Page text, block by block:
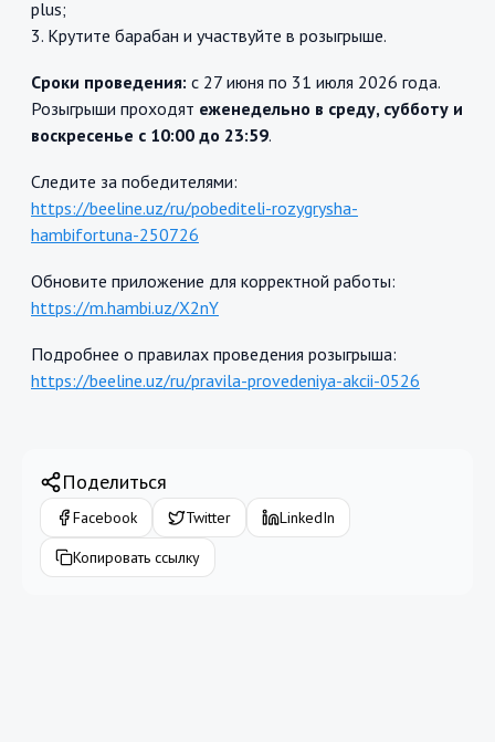
plus;
3. Крутите барабан и участвуйте в розыгрыше.
Сроки проведения: с 27 июня по 31 июля 2026 года.
Розыгрыши проходят еженедельно в среду, субботу и
воскресенье с 10:00 до 23:59.
Следите за победителями:
https://beeline.uz/ru/pobediteli-rozygrysha-
hambifortuna-250726
Обновите приложение для корректной работы:
https://m.hambi.uz/X2nY
Подробнее о правилах проведения розыгрыша:
https://beeline.uz/ru/pravila-provedeniya-akcii-0526
Поделиться
Facebook Twitter
LinkedIn
Копировать ссылку